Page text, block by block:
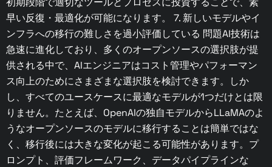
早い反復・最適化が可能になります。 7. 新しいモデルやイ
ンフラへの移行の難しさを過小評価している 問題AI技術は
急速に進化しており、多くのオープンソースの選択肢が提
供される中で、AIエンジニアはコスト管理やパフォーマン
ス向上のためにさまざまな選択肢を検討できます。しか
し、すべてのユースケースに最適なモデルが1つだけとは限
りません。たとえば、OpenAIの独自モデルからLLaMAのよ
うなオープンソースのモデルに移行することは簡単ではな
く、移行後には大きな変化が起こる可能性があります。プ
ロンプト、評価フレームワーク、データパイプラインな